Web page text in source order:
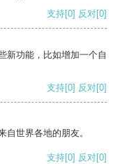
支持[0] 反对[0]
新功能，比如增加一个自
支持[0] 反对[0]
自世界各地的朋友。
支持[0] 反对[0]